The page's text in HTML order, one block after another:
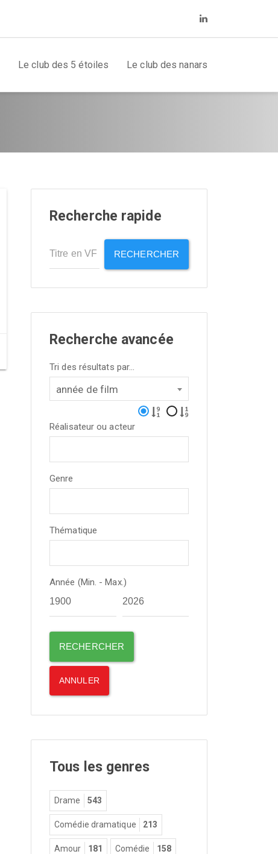
Le club des 5 étoiles Le club des nanars
Recherche rapide
RECHERCHER
Recherche avancée
Tri des résultats par...
année de film
Réalisateur ou acteur
Genre
Thématique
Année (Min. - Max.)
Tous les genres
Drame 543
Comédie dramatique 213
Amour 181 Comédie 158